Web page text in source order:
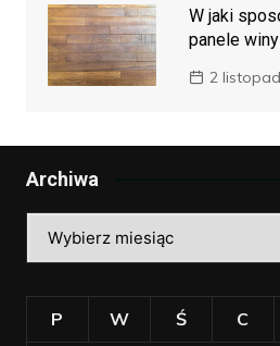
W jaki
panele
2
Archiwa
P W Ś C